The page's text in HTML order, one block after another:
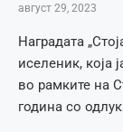
август 29, 2023
Наградата
иселеник, која
во рамките на
година со